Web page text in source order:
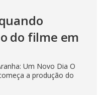
do filme em
Um Novo Dia O
a produção do